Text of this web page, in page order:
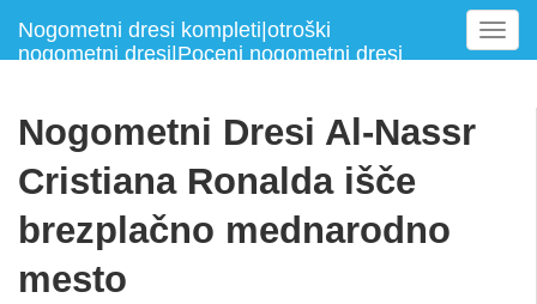
Nogometni dresi kompleti|otroški
nogometni dresi|Poceni nogometni dresi
T
o
Nogometni Dresi Al-Nassr
Cristiana Ronalda išče
brezplačno mednarodno
mesto